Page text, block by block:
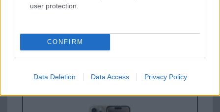
user protection.
CONFIRM
Data Deletion Data Access Privacy Policy
232.000 Ft (új)
Apple iPhone 15 Pro